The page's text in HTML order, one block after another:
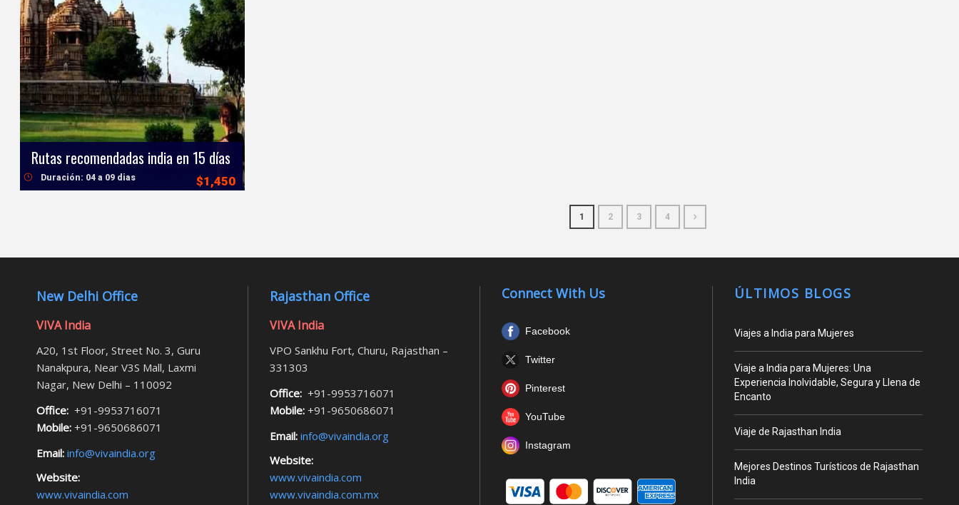
Rutas recomendadas india en 15 días
$1,450
Duración: 04 a 09 dias
1 2 3 4
New Delhi Office
VIVA India
A20, 1st Floor, Street No. 3, Guru
Nanakpura, Near V3S Mall, Laxmi
Nagar, New Delhi – 110092
Office: +91-9953716071
Mobile: +91-9650686071
Email: info@vivaindia.org
Website:
www.vivaindia.com
Rajasthan Office
VIVA India
VPO Sankhu Fort, Churu, Rajasthan –
331303
Office:+91-9953716071
Mobile:+91-9650686071
Email:info@vivaindia.org
Website:
www.vivaindia.com
www.vivaindia.com.mx
Connect With Us
Facebook
Twitter
Pinterest
YouTube
Instagram
ÚLTIMOS BLOGS
Viajes a India para Mujeres
Viaje a India para Mujeres: Una
Experiencia Inolvidable, Segura y Llena de
Encanto
Viaje de Rajasthan India
Mejores Destinos Turísticos de Rajasthan
India